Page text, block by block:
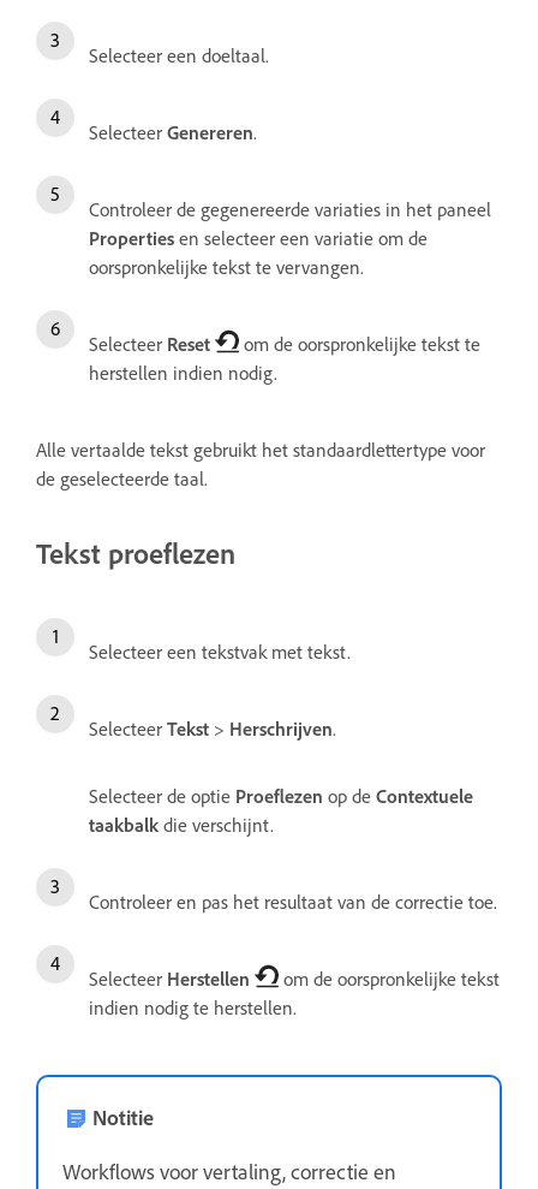
Selecteer een doeltaal.
Selecteer Genereren.
Controleer de gegenereerde variaties in het paneel
Properties en selecteer een variatie om de
oorspronkelijke tekst te vervangen.
Selecteer Reset
om de oorspronkelijke tekst te
herstellen indien nodig.
Alle vertaalde tekst gebruikt het standaardlettertype voor
de geselecteerde taal.
Tekst proeflezen
Selecteer een tekstvak met tekst.
Selecteer Tekst > Herschrijven.
Selecteer de optie Proeflezen op de Contextuele
taakbalk die verschijnt.
Controleer en pas het resultaat van de correctie toe.
Selecteer Herstellen
om de oorspronkelijke tekst
indien nodig te herstellen.
Notitie
Workflows voor vertaling, correctie en